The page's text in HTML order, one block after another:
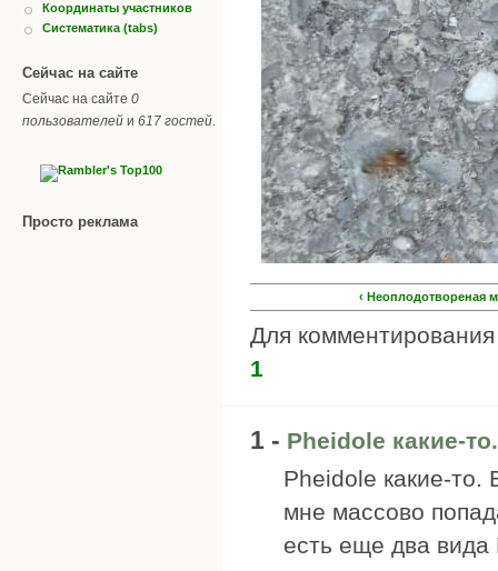
Координаты участников
Систематика (tabs)
Сейчас на сайте
Сейчас на сайте 0
пользователей и 617 гостей
Просто реклама
‹ Неоплодотвореная
Для
1
1 - Pheidole какие-
Pheidole какие-
мне массово
есть еще два вида